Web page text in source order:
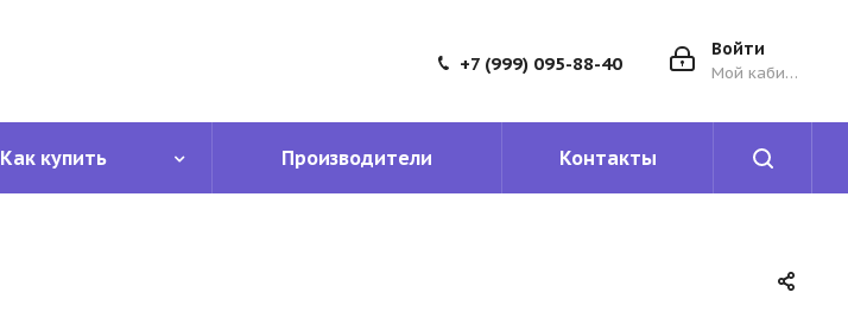
Войти
Мой кабинет
+7 (999) 095-88-40
Как купить Производители Контакты